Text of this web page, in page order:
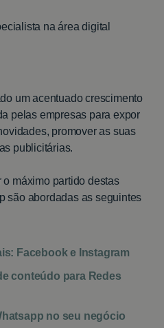
na área digital
um acentuado crescimento
pelas empresas para expor
promover as suas
publicitárias.
o máximo partido destas
são abordadas as seguintes
Facebook e Instagram
conteúdo para Redes
no seu negócio